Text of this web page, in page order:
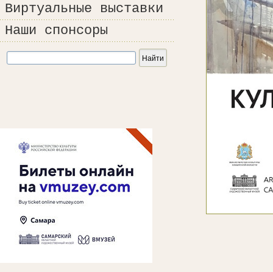
Виртуальные выставки
Наши спонсоры